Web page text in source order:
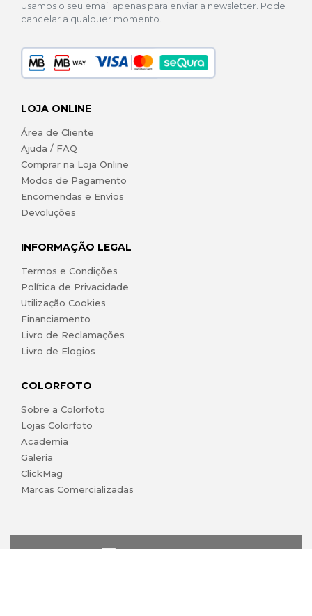
Usamos o seu email apenas para enviar a newsletter. Pode
cancelar a qualquer momento.
LOJA ONLINE
Área de Cliente
Ajuda / FAQ
Comprar na Loja Online
Modos de Pagamento
Encomendas e Envios
Devoluções
INFORMAÇÃO LEGAL
Termos e Condições
Política de Privacidade
Utilização Cookies
Financiamento
Livro de Reclamações
Livro de Elogios
COLORFOTO
Sobre a Colorfoto
Lojas Colorfoto
Academia
Galeria
ClickMag
Marcas Comercializadas
lojaonline@colorfoto.pt